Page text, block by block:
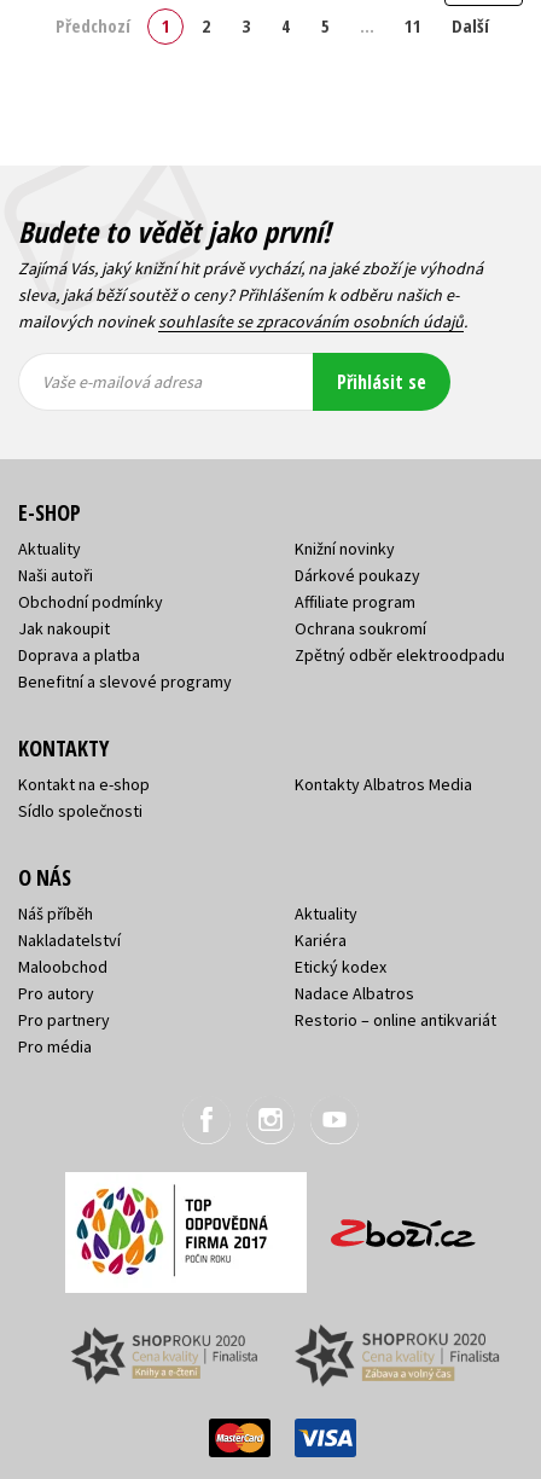
Předchozí 1 2 3 4 5 … 11 Další
Budete to vědět jako první!
Zajímá Vás, jaký knižní hit právě vychází, na jaké zboží je výhodná
sleva, jaká běží soutěž o ceny? Přihlášením k odběru našich e-
mailových novineksouhlasíte se zpracováním osobních údajů.
mailová
mailová
Vaše e-mailová adresa Přihlásit se
E-SHOP
Aktuality
Naši autoři
Obchodní podmínky
Jak nakoupit
Doprava a platba
Benefitní a slevové programy
Knižní novinky
Dárkové poukazy
Affiliate program
Ochrana soukromí
Zpětný odběr elektroodpadu
KONTAKTY
Kontakt na e-shop
Sídlo společnosti
Kontakty Albatros Media
O NÁS
Náš příběh
Nakladatelství
Maloobchod
Pro autory
Pro partnery
Pro média
Aktuality
Kariéra
Etický kodex
Nadace Albatros
Restorio – online antikvariát